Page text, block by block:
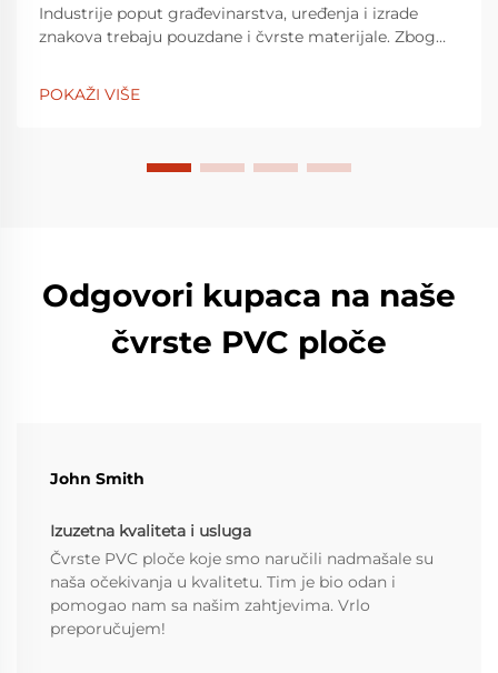
Industrije poput građevinarstva, uređenja i izrade
znakova trebaju pouzdane i čvrste materijale. Zbog
materijal. LuckyBond PVC pločka je izgradila
reputaciju za sebe da b...
POKAŽI VIŠE
Odgovori kupaca na naše
čvrste PVC ploče
John Smith
Izuzetna kvaliteta i usluga
Čvrste PVC ploče koje smo naručili nadmašale su
naša očekivanja u kvalitetu. Tim je bio odan i
pomogao nam sa našim zahtjevima. Vrlo
preporučujem!